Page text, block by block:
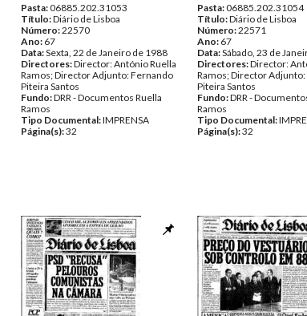
Pasta:06885.202.31053
Título:Diário de Lisboa
Número:22570
Ano: 67
Data:Sexta, 22 de Janeiro de 1988
Directores:Director: António Ruella
Ramos; Director Adjunto: Fernando
Piteira Santos
Fundo:DRR - Documentos Ruella
Ramos
Tipo Documental:IMPRENSA
Página(s):32
Pasta:06885.202.31054
Título:Diário de Lisboa
Número:22571
Ano: 67
Data:Sábado, 23 de
Directores:Director:
Ramos; Director
Piteira Santos
Fundo:DRR -
Ramos
Tipo Documental:
Página(s):32